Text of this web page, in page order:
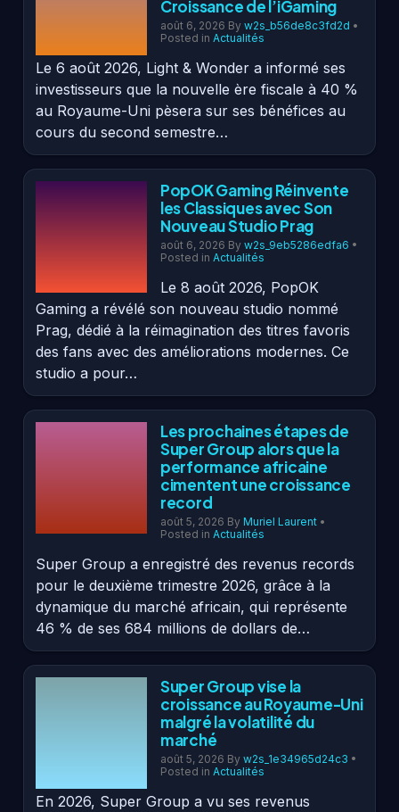
Croissance de l’iGaming
août 6, 2026 By w2s_b56de8c3fd2d •
Posted in Actualités
Le 6 août 2026, Light & Wonder a informé ses
investisseurs que la nouvelle ère fiscale à 40 %
au Royaume-Uni pèsera sur ses bénéfices au
cours du second semestre…
PopOK Gaming Réinvente
les Classiques avec Son
Nouveau Studio Prag
août 6, 2026 By w2s_9eb5286edfa6 •
Posted in Actualités
Le 8 août 2026, PopOK
Gaming a révélé son nouveau studio nommé
Prag, dédié à la réimagination des titres favoris
des fans avec des améliorations modernes. Ce
studio a pour…
Les prochaines étapes de
Super Group alors que la
performance africaine
cimentent une croissance
record
août 5, 2026 By Muriel Laurent •
Posted in Actualités
Super Group a enregistré des revenus records
pour le deuxième trimestre 2026, grâce à la
dynamique du marché africain, qui représente
46 % de ses 684 millions de dollars de…
Super Group vise la
croissance au Royaume-Uni
malgré la volatilité du
marché
août 5, 2026 By w2s_1e34965d24c3 •
Posted in Actualités
En 2026, Super Group a vu ses revenus